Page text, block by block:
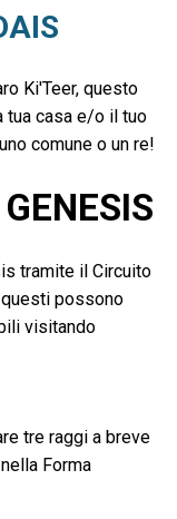
Ki'Teer, questo
tua casa e/o il tuo
comune o un re!
tramite il Circuito
possono
visitando
tre raggi a breve
Forma